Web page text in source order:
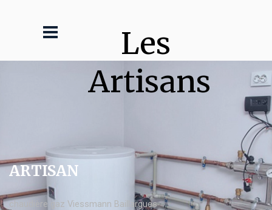
Les
Artisans
ARTISAN
chaudière gaz Viessmann Baillargues